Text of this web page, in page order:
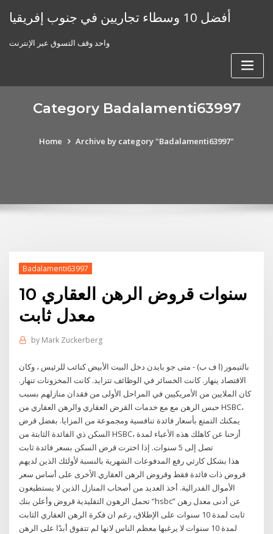
أفضل 10 وسطاء تجاريين في جنوب إفريقيا
واحد وقف التسوق عبر الإنترنت
Category Badalamenti63997
Home Archive by category "Badalamenti63997"
Badalamenti63997
10 سنوات قروض الرهن العقاري
معدل ثابت
by Mark Zuckerberg
بالتيمور (ا ف ب) - متى جو بايدن دخل البيت الأبيض كنائب للرئيس ، وكان
الاقتصاد ينهار. كانت الخسائر في الوظائف تتزايد. كانت المخزونات تنهار.
كان الملايين من الأمريكيين في المراحل الأولى من فقدان منازلهم بسبب
حبس الرهن مع مع خدمات القرض العقاري والرهن العقاري من HSBC،
يمكنك التمتع بأسعار فائدة تنافسية ومجموعة من المزايا. بفضل قرض
السكن ذي الفائدة الثابتة من HSBC، أزحنا عن كاهلك هذه الأعباء لمدة
تصل إلى 5 سنوات. إذا اخترت قرض السكن بسعر فائدة ثابت
هذا بشكل كارثي رفع المدفوعات الشهرية بالنسبة لأولئك الذين لديهم
قروض ذات فائدة فقط وقروض الرهن العقاري الأخرى على أساس سعر
الأموال الفدرالية. أخذ العديد من أصحاب المنازل الذين لا يستطيعون
تحمل الرهون التقليدية قروض وأعلن بنك “hsbc” عن أدنى معدل رهن
ثابت لمدة 10 سنوات على الإطلاق، رغم ان فكرة الرهن العقاري الثابت
لمدة 10 سنوات لا يرغبها معظم الناس لانها لم تتفوق أبدًا على الرهن